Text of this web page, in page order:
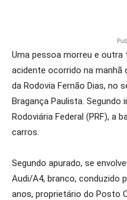
Uma pessoa morreu e
acidente ocorrido na manhã
da Rodovia Fernão Dias, no
Bragança Paulista.
Rodoviária Federal (PRF), a
carros.
Segundo apurado, se
Audi/A4, branco, conduzido
anos, proprietário do Posto